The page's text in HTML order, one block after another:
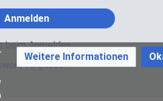
Anmelden
beim Anmelden
vergessen?
Weitere Informationen